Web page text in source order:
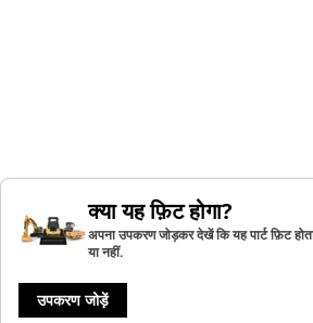
क्या यह फ़िट होगा?
अपना उपकरण जोड़कर देखें कि यह पार्ट फ़िट
या नहीं.
उपकरण जोड़ें